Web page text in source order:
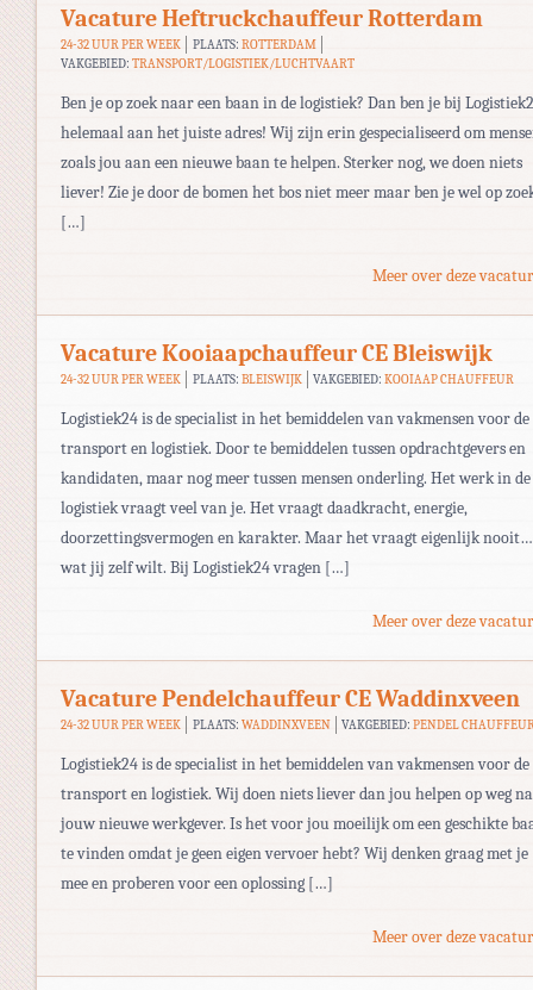
Vacature Heftruckchauffeur Rotterdam
24-32 UUR PER WEEK PLAATS: ROTTERDAM
VAKGEBIED: TRANSPORT/LOGISTIEK/LUCHTVAART
Ben je op zoek naar een baan in de logistiek? Dan ben je bij
helemaal aan het juiste adres! Wij zijn erin gespecialiseerd om
zoals jou aan een nieuwe baan te helpen. Sterker nog, we doen niets
liever! Zie je door de bomen het bos niet meer maar ben je wel op
[…]
Meer over deze
Vacature Kooiaapchauffeur CE Bleiswijk
24-32 UUR PER WEEK PLAATS: BLEISWIJK VAKGEBIED:KOOIAAP CHAUFFEUR
Logistiek24 is de specialist in het bemiddelen van vakmensen voor de
transport en logistiek. Door te bemiddelen tussen opdrachtgevers en
kandidaten, maar nog meer tussen mensen onderling. Het werk in de
logistiek vraagt veel van je. Het vraagt daadkracht, energie,
doorzettingsvermogen en karakter. Maar het vraagt eigenlijk nooit…
wat jij zelf wilt. Bij Logistiek24 vragen […]
Meer over deze
Vacature Pendelchauffeur CE Waddinxveen
24-32 UUR PER WEEK PLAATS: WADDINXVEEN VAKGEBIED:PENDEL
Logistiek24 is de specialist in het bemiddelen van vakmensen voor de
transport en logistiek. Wij doen niets liever dan jou helpen op weg
jouw nieuwe werkgever. Is het voor jou moeilijk om een geschikte
te vinden omdat je geen eigen vervoer hebt? Wij denken graag met je
mee en proberen voor een oplossing […]
Meer over deze